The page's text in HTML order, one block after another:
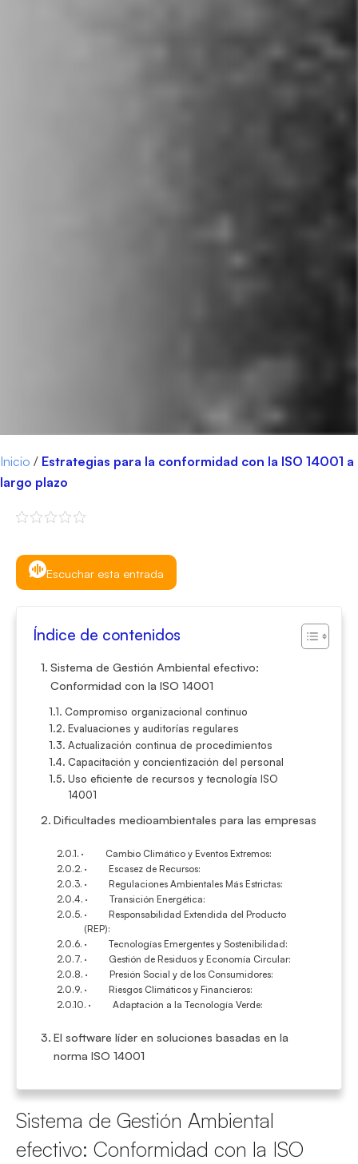
Inicio / Estrategias para la conformidad con la ISO 14001 a
largo plazo
Escuchar esta entrada
Índice de contenidos
Sistema de Gestión Ambiental efectivo:
Conformidad con la ISO 14001
Compromiso organizacional continuo
Evaluaciones y auditorías regulares
Actualización continua de procedimientos
Capacitación y concientización del personal
Uso eficiente de recursos y tecnología ISO
14001
Dificultades medioambientales para las empresas
· Cambio Climático y Eventos Extremos:
· Escasez de Recursos:
· Regulaciones Ambientales Más Estrictas:
· Transición Energética:
· Responsabilidad Extendida del Producto
(REP):
· Tecnologías Emergentes y Sostenibilidad:
· Gestión de Residuos y Economía Circular:
· Presión Social y de los Consumidores:
· Riesgos Climáticos y Financieros:
· Adaptación a la Tecnología Verde:
El software líder en soluciones basadas en la
norma ISO 14001
Sistema de Gestión Ambiental
efectivo: Conformidad con la ISO